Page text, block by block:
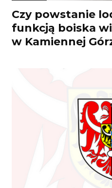
Czy powstanie
funkcją boiska
w Kamiennej